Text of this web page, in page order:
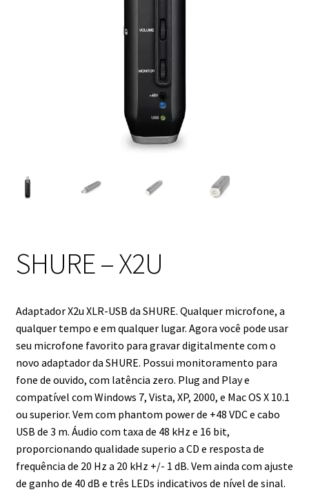
SHURE – X2U
Adaptador X2u XLR-USB da SHURE. Qualquer microfone, a
qualquer tempo e em qualquer lugar. Agora você pode usar
seu microfone favorito para gravar digitalmente com o
novo adaptador da SHURE. Possui monitoramento para
fone de ouvido, com latência zero. Plug and Play e
compatível com Windows 7, Vista, XP, 2000, e Mac OS X 10.1
ou superior. Vem com phantom power de +48 VDC e cabo
USB de 3 m. Áudio com taxa de 48 kHz e 16 bit,
proporcionando qualidade superio a CD e resposta de
frequência de 20 Hz a 20 kHz +/- 1 dB. Vem ainda com ajuste
de ganho de 40 dB e três LEDs indicativos de nível de sinal.